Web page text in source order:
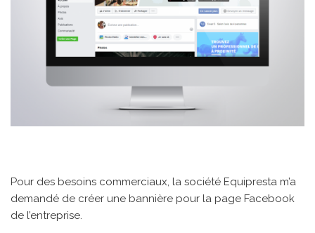
Pour des besoins commerciaux, la société Equipresta m’a
demandé de créer une bannière pour la page Facebook
de l’entreprise.